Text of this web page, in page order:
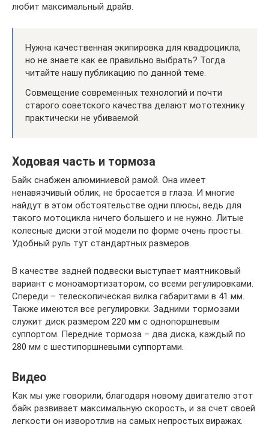
любит максимальный драйв.
Нужна качественная экипировка для квадроцикла,
но не знаете как ее правильно выбрать? Тогда
читайте нашу публикацию по данной теме.
Совмещение современных технологий и почти
старого советского качества делают мототехнику
практически не убиваемой.
Ходовая часть и тормоза
Байк снабжен алюминиевой рамой. Она имеет
ненавязчивый облик, не бросается в глаза. И многие
найдут в этом обстоятельстве одни плюсы, ведь для
такого мотоцикла ничего большего и не нужно. Литые
колесные диски этой модели по форме очень просты.
Удобный руль тут стандартных размеров.
В качестве задней подвески выступает маятниковый
вариант с моноамортизатором, со всеми регулировками.
Спереди – телескопическая вилка габаритами в 41 мм.
Также имеются все регулировки. Задними тормозами
служит диск размером 220 мм с однопоршневым
суппортом. Передние тормоза – два диска, каждый по
280 мм с шестипоршневыми суппортами.
Видео
Как мы уже говорили, благодаря новому двигателю этот
байк развивает максимальную скорость, и за счет своей
легкости он изворотлив на самых непростых виражах.